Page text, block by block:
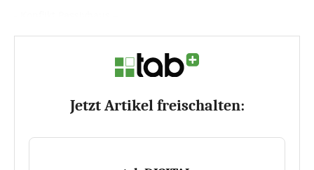
Jetzt Artikel freischalten: